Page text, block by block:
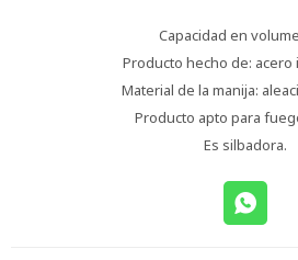
Capacidad en
Producto hecho de: acero
Material de la manija:
Producto apto para
Es silbadora.